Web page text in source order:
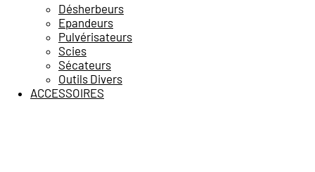
Désherbeurs
Epandeurs
Pulvérisateurs
Scies
Sécateurs
Outils Divers
ACCESSOIRES